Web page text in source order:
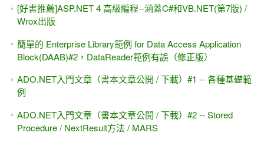
[書本導讀] 深入探索 .NET資料存取：ADO.NET +
LINE 與「賴 (耍賴)」
[FAQ] ASP.NET錯誤訊息 -- 剖析器錯誤 (Parser Error)
Controls.Add()